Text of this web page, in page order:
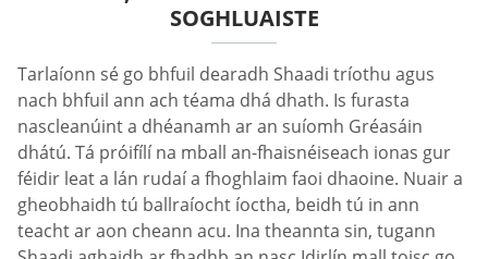
SOGHLUAISTE
Tarlaíonn sé go bhfuil dearadh Shaadi tríothu agus
nach bhfuil ann ach téama dhá dhath. Is furasta
nascleanúint a dhéanamh ar an suíomh Gréasáin
dhátú. Tá próifílí na mball an-fhaisnéiseach ionas gur
féidir leat a lán rudaí a fhoghlaim faoi dhaoine. Nuair a
gheobhaidh tú ballraíocht íoctha, beidh tú in ann
teacht ar aon cheann acu. Ina theannta sin, tugann